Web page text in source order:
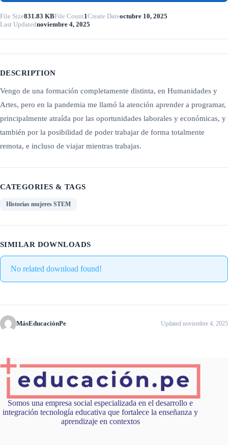
File Size831.83 KBFile Count1Create Dateoctubre 10, 2025
Last Updatednoviembre 4, 2025
DESCRIPTION
Vengo de una formación completamente distinta, en Humanidades y
Artes, pero en la pandemia me llamó la atención aprender a programar,
principalmente atraída por las oportunidades laborales y económicas, y
también por la posibilidad de poder trabajar de forma totalmente
remota, e incluso de viajar mientras trabajas.
CATEGORIES & TAGS
Historias mujeres STEM
SIMILAR DOWNLOADS
No related download found!
MásEducaciónPe Updated noviembre 4, 2025
Somos una empresa social especializada en el desarrollo e
integración tecnología educativa que fortalece la enseñanza y
aprendizaje en contextos